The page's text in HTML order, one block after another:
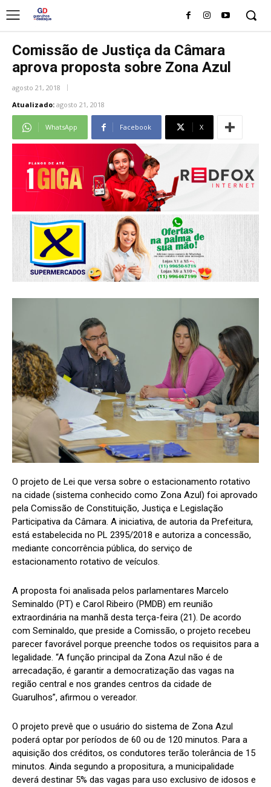
Comissão de Justiça da Câmara
aprova proposta sobre Zona Azul
agosto 21, 2018
Atualizado: agosto 21, 2018
WhatsApp Facebook X
O projeto de Lei que versa sobre o estacionamento rotativo
na cidade (sistema conhecido como Zona Azul) foi aprovado
pela Comissão de Constituição, Justiça e Legislação
Participativa da Câmara. A iniciativa, de autoria da Prefeitura,
está estabelecida no PL 2395/2018 e autoriza a concessão,
mediante concorrência pública, do serviço de
estacionamento rotativo de veículos.
A proposta foi analisada pelos parlamentares Marcelo
Seminaldo (PT) e Carol Ribeiro (PMDB) em reunião
extraordinária na manhã desta terça-feira (21). De acordo
com Seminaldo, que preside a Comissão, o projeto recebeu
parecer favorável porque preenche todos os requisitos para a
legalidade. “A função principal da Zona Azul não é de
arrecadação, é garantir a democratização das vagas na
região central e nos grandes centros da cidade de
Guarulhos”, afirmou o vereador.
O projeto prevê que o usuário do sistema de Zona Azul
poderá optar por períodos de 60 ou de 120 minutos. Para a
aquisição dos créditos, os condutores terão tolerância de 15
minutos. Ainda segundo a propositura, a municipalidade
deverá destinar 5% das vagas para uso exclusivo de idosos e